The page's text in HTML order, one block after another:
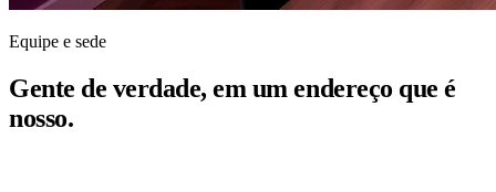
Equipe e sede
Gente de verdade, em um endereço que é
nosso.